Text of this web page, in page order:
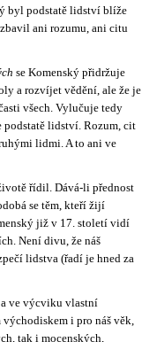
byl podstatě lidství blíže
ani rozumu, ani citu
se Komenský přidržuje
a rozvíjet vědění, ale že je
všech. Vylučuje tedy
podstatě lidství. Rozum, cit
lidmi. A to ani ve
řídil. Dává-li přednost
se těm, kteří žijí
již v 17. století vidí
Není divu, že náš
lidstva (řadí je hned za
ve výcviku vlastní
i pro náš věk,
tak i mocenských,